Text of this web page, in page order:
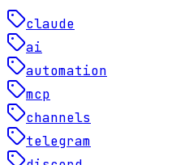
claude
ai
automation
mcp
channels
telegram